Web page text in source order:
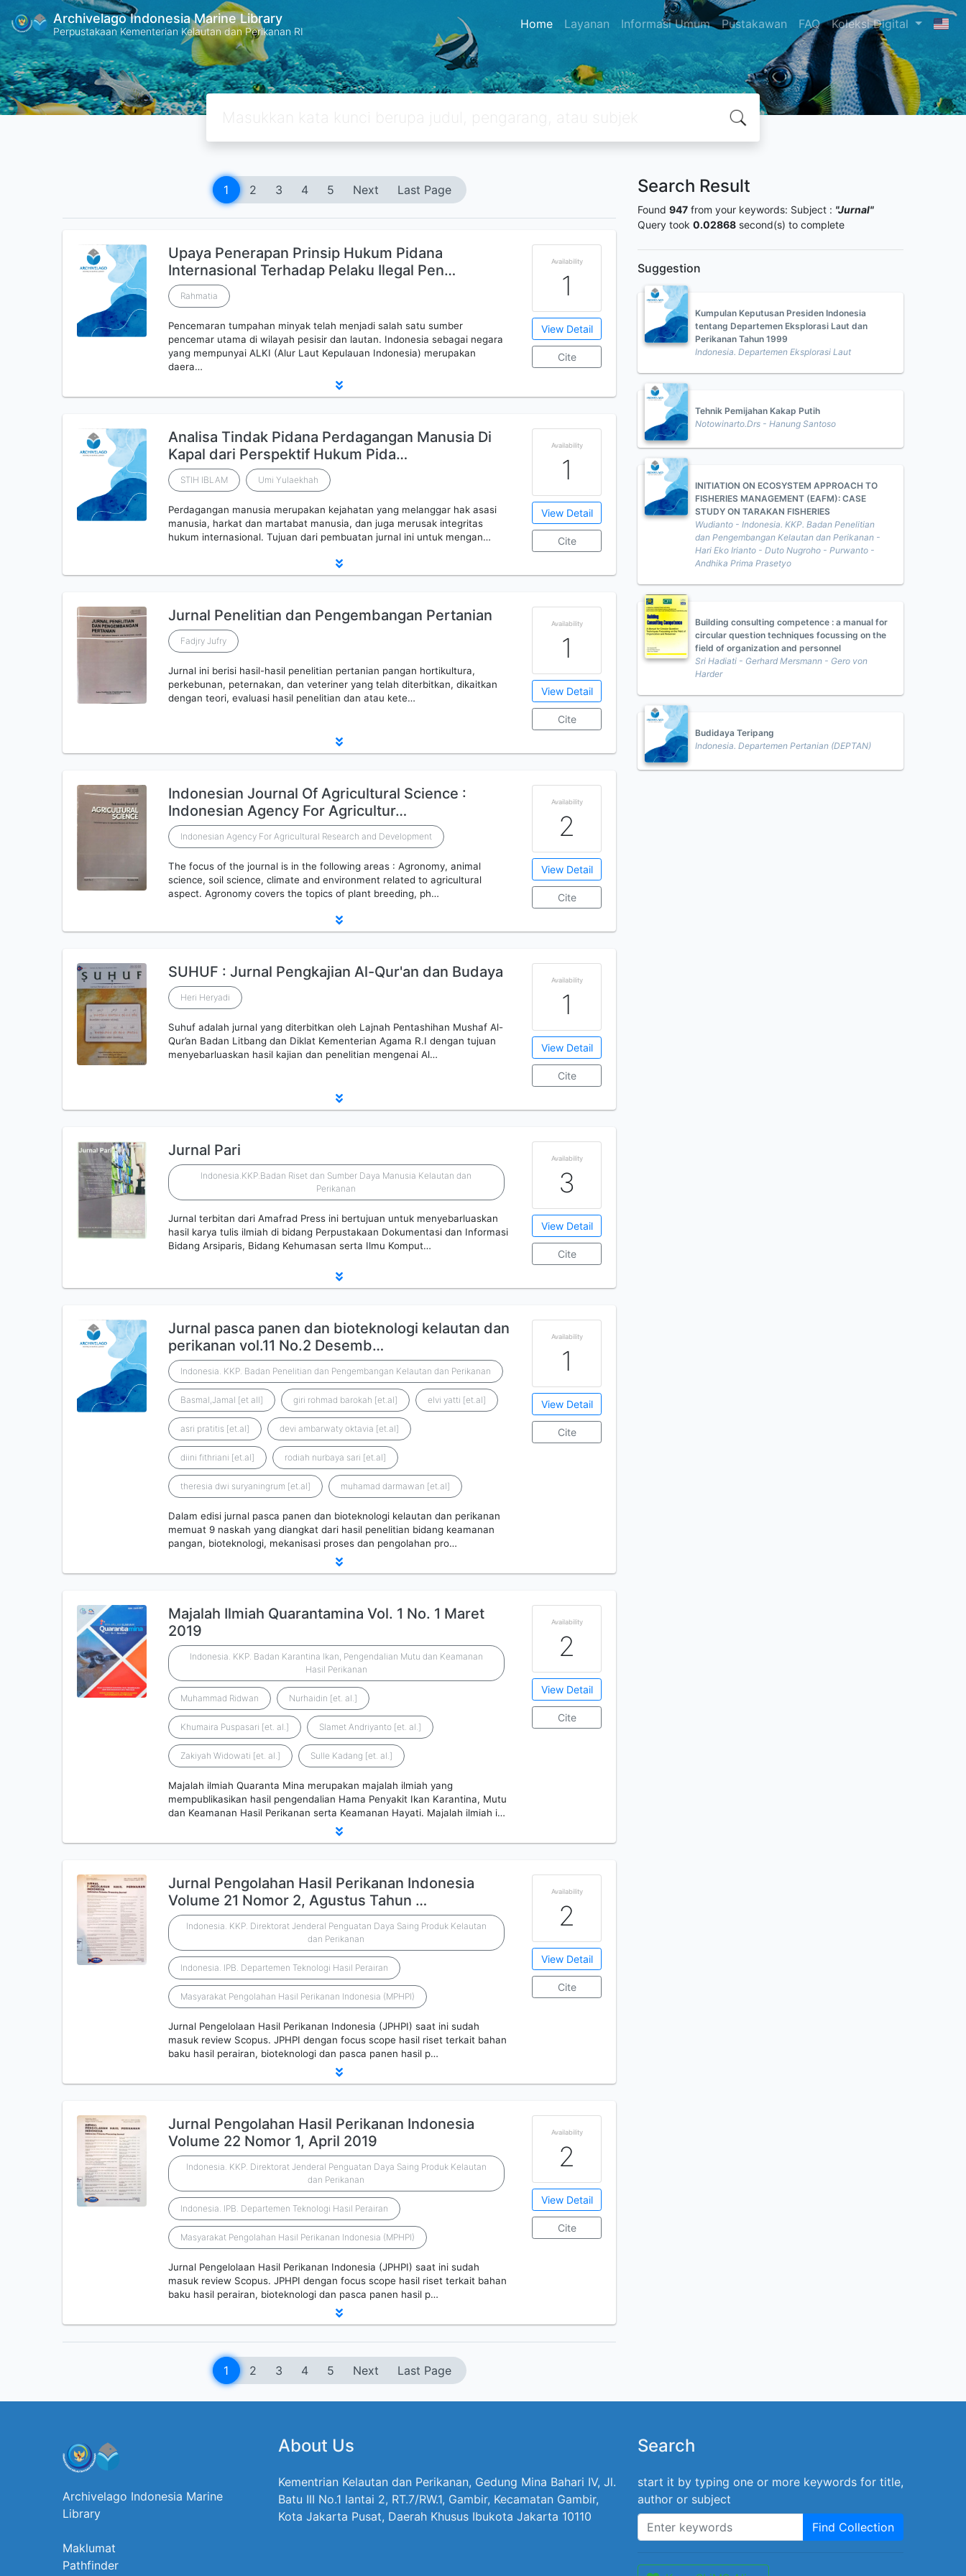
Archivelago Indonesia Marine Library
Perpustakaan Kementerian Kelautan dan Perikanan RI Home Layanan Informasi Umum Pustakawan FAQ Koleksi Digital
1 2 3 4 5 Next Last Page
Upaya Penerapan Prinsip Hukum Pidana
Internasional Terhadap Pelaku Ilegal Pen…
Rahmatia
Pencemaran tumpahan minyak telah menjadi salah satu sumber
pencemar utama di wilayah pesisir dan lautan. Indonesia sebagai negara
yang mempunyai ALKI (Alur Laut Kepulauan Indonesia) merupakan
daera…
Availability
1
View Detail
Cite
Analisa Tindak Pidana Perdagangan Manusia Di
Kapal dari Perspektif Hukum Pida…
STIH IBLAM Umi Yulaekhah
Perdagangan manusia merupakan kejahatan yang melanggar hak asasi
manusia, harkat dan martabat manusia, dan juga merusak integritas
hukum internasional. Tujuan dari pembuatan jurnal ini untuk mengan…
Availability
1
View Detail
Cite
Jurnal Penelitian dan Pengembangan Pertanian
Fadjry Jufry
Jurnal ini berisi hasil-hasil penelitian pertanian pangan hortikultura,
perkebunan, peternakan, dan veteriner yang telah diterbitkan, dikaitkan
dengan teori, evaluasi hasil penelitian dan atau kete…
Availability
1
View Detail
Cite
Indonesian Journal Of Agricultural Science :
Indonesian Agency For Agricultur…
Indonesian Agency For Agricultural Research and Development
The focus of the journal is in the following areas : Agronomy, animal
science, soil science, climate and environment related to agricultural
aspect. Agronomy covers the topics of plant breeding, ph…
Availability
2
View Detail
Cite
SUHUF : Jurnal Pengkajian Al-Qur'an dan Budaya
Heri Heryadi
Suhuf adalah jurnal yang diterbitkan oleh Lajnah Pentashihan Mushaf Al-
Qur’an Badan Litbang dan Diklat Kementerian Agama R.I dengan tujuan
menyebarluaskan hasil kajian dan penelitian mengenai Al…
Availability
1
View Detail
Cite
Jurnal Pari
Indonesia.KKP.Badan Riset dan Sumber Daya Manusia Kelautan dan
Perikanan
Jurnal terbitan dari Amafrad Press ini bertujuan untuk menyebarluaskan
hasil karya tulis ilmiah di bidang Perpustakaan Dokumentasi dan Informasi
Bidang Arsiparis, Bidang Kehumasan serta Ilmu Komput…
Availability
3
View Detail
Cite
Jurnal pasca panen dan bioteknologi kelautan dan
perikanan vol.11 No.2 Desemb…
Indonesia. KKP. Badan Penelitian dan Pengembangan Kelautan dan Perikanan
Basmal,Jamal [et all] giri rohmad barokah [et.al] elvi yatti [et.al]
asri pratitis [et.al] devi ambarwaty oktavia [et.al]
diini fithriani [et.al] rodiah nurbaya sari [et.al]
theresia dwi suryaningrum [et.al] muhamad darmawan [et.al]
Dalam edisi jurnal pasca panen dan bioteknologi kelautan dan perikanan
memuat 9 naskah yang diangkat dari hasil penelitian bidang keamanan
pangan, bioteknologi, mekanisasi proses dan pengolahan pro…
Availability
1
View Detail
Cite
Majalah Ilmiah Quarantamina Vol. 1 No. 1 Maret
2019
Indonesia. KKP. Badan Karantina Ikan, Pengendalian Mutu dan Keamanan
Hasil Perikanan
Muhammad Ridwan Nurhaidin [et. al.]
Khumaira Puspasari [et. al.] Slamet Andriyanto [et. al.]
Zakiyah Widowati [et. al.] Sulle Kadang [et. al.]
Majalah ilmiah Quaranta Mina merupakan majalah ilmiah yang
mempublikasikan hasil pengendalian Hama Penyakit Ikan Karantina, Mutu
dan Keamanan Hasil Perikanan serta Keamanan Hayati. Majalah ilmiah i…
Availability
2
View Detail
Cite
Jurnal Pengolahan Hasil Perikanan Indonesia
Volume 21 Nomor 2, Agustus Tahun …
Indonesia. KKP. Direktorat Jenderal Penguatan Daya Saing Produk Kelautan
dan Perikanan
Indonesia. IPB. Departemen Teknologi Hasil Perairan
Masyarakat Pengolahan Hasil Perikanan Indonesia (MPHPI)
Jurnal Pengelolaan Hasil Perikanan Indonesia (JPHPI) saat ini sudah
masuk review Scopus. JPHPI dengan focus scope hasil riset terkait bahan
baku hasil perairan, bioteknologi dan pasca panen hasil p…
Availability
2
View Detail
Cite
Jurnal Pengolahan Hasil Perikanan Indonesia
Volume 22 Nomor 1, April 2019
Indonesia. KKP. Direktorat Jenderal Penguatan Daya Saing Produk Kelautan
dan Perikanan
Indonesia. IPB. Departemen Teknologi Hasil Perairan
Masyarakat Pengolahan Hasil Perikanan Indonesia (MPHPI)
Jurnal Pengelolaan Hasil Perikanan Indonesia (JPHPI) saat ini sudah
masuk review Scopus. JPHPI dengan focus scope hasil riset terkait bahan
baku hasil perairan, bioteknologi dan pasca panen hasil p…
Availability
2
View Detail
Cite
1 2 3 4 5 Next Last Page
Search Result
Found 947 from your keywords: Subject : "Jurnal"
Query took 0.02868 second(s) to complete
Suggestion
Kumpulan Keputusan Presiden Indonesia
tentang Departemen Eksplorasi Laut dan
Perikanan Tahun 1999
Indonesia. Departemen Eksplorasi Laut
Tehnik Pemijahan Kakap Putih
Notowinarto.Drs - Hanung Santoso
INITIATION ON ECOSYSTEM APPROACH TO
FISHERIES MANAGEMENT (EAFM): CASE
STUDY ON TARAKAN FISHERIES
Wudianto - Indonesia. KKP. Badan Penelitian
dan Pengembangan Kelautan dan Perikanan -
Hari Eko Irianto - Duto Nugroho - Purwanto -
Andhika Prima Prasetyo
Building consulting competence : a manual for
circular question techniques focussing on the
field of organization and personnel
Sri Hadiati - Gerhard Mersmann - Gero von
Harder
Budidaya Teripang
Indonesia. Departemen Pertanian (DEPTAN)
Archivelago Indonesia Marine
Library
Maklumat
Pathfinder
About Us
Kementrian Kelautan dan Perikanan, Gedung Mina Bahari IV, Jl.
Batu III No.1 lantai 2, RT.7/RW.1, Gambir, Kecamatan Gambir,
Kota Jakarta Pusat, Daerah Khusus Ibukota Jakarta 10110
Search
start it by typing one or more keywords for title,
author or subject
Find Collection